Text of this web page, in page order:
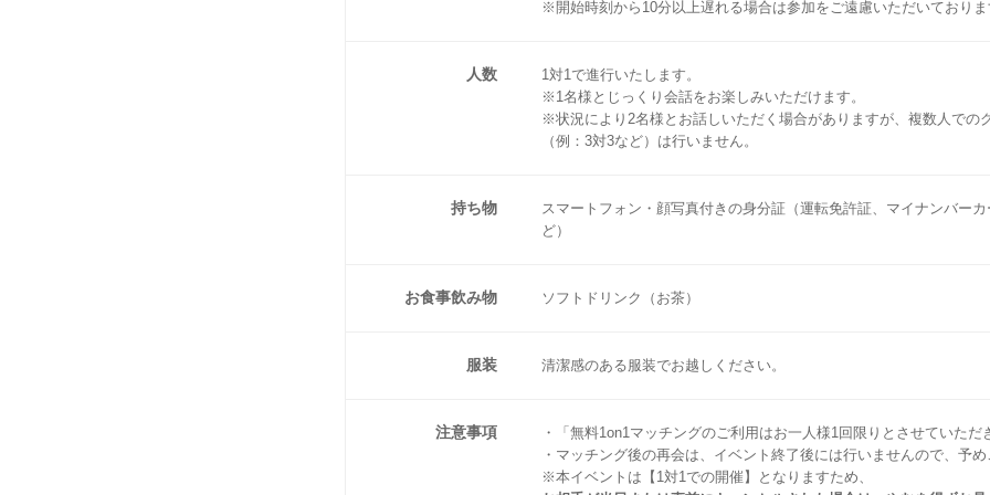
※開始時刻から10分以上遅れる場合は参加をご遠慮いただいており
人数
1対1で進行いたします。
※1名様とじっくり会話をお楽しみいただけます。
※状況により2名様とお話しいただく場合がありますが、複数人での
（例：3対3など）は行いません。
持ち物
スマートフォン・顔写真付きの身分証（運転免許証、マイナンバー
ど）
お食事飲み物 ソフトドリンク（お茶）
服装 清潔感のある服装でお越しください。
注意事項
・「無料1on1マッチングのご利用はお一人様1回限りとさせていただ
・マッチング後の再会は、イベント終了後には行いませんので、予
※本イベントは【1対1での開催】となりますため、